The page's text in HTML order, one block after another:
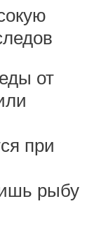
от
при
рыбу